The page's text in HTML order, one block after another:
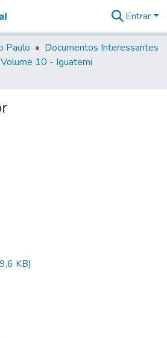
&
Coleções
Tudo na
Entrar
Paulo
Documentos Interessantes
Volume 10 - Iguatemi
KB)